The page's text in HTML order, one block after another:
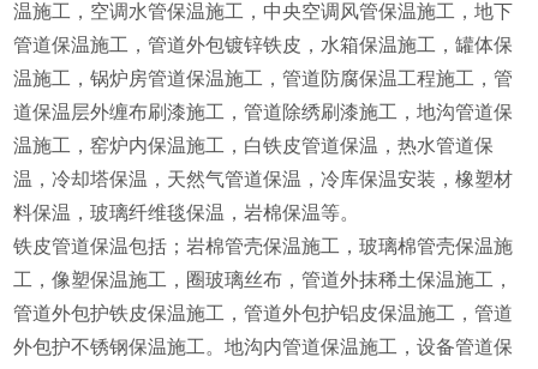
温施工，空调水管保温施工，中央空调风管保温施工，地下
管道保温施工，管道外包镀锌铁皮，水箱保温施工，罐体保
温施工，锅炉房管道保温施工，管道防腐保温工程施工，管
道保温层外缠布刷漆施工，管道除绣刷漆施工，地沟管道保
温施工，窑炉内保温施工，白铁皮管道保温，热水管道保
温，冷却塔保温，天然气管道保温，冷库保温安装，橡塑材
料保温，玻璃纤维毯保温，岩棉保温等。
铁皮管道保温包括；岩棉管壳保温施工，玻璃棉管壳保温施
工，像塑保温施工，圈玻璃丝布，管道外抹稀土保温施工，
管道外包护铁皮保温施工，管道外包护铝皮保温施工，管道
外包护不锈钢保温施工。地沟内管道保温施工，设备管道保